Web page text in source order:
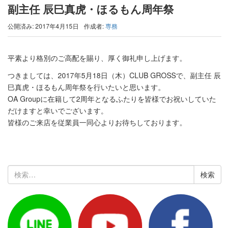
副主任 辰巳真虎・ほるもん周年祭
公開済み: 2017年4月15日 作成者:専務
平素より格別のご高配を賜り、厚く御礼申し上げます。
つきましては、2017年5月18日（木）CLUB GROSSで、副主任 辰
巳真虎・ほるもん周年祭を行いたいと思います。
OA Groupに在籍して2周年となるふたりを皆様でお祝いしていた
だけますと幸いでございます。
皆様のご来店を従業員一同心よりお待ちしております。
索: